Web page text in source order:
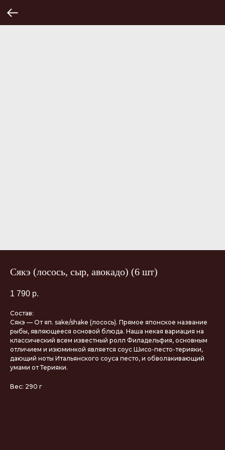
Сякэ (лосось, сыр, авокадо) (6 шт)
1 790 р.
Состав:
Сякэ — От яп. sake/shake (лосось). Прямое японское название
рыбы, являющееся основой блюда. Наша некая вариация на
классический всем известный ролл Филадельфия, основным
отличием и изюминкой является соус Шисо-песто-терияки,
дающий ноты Итальянского соуса песто, и обволакивающий
умами от Терияки.
Вес: 290 г